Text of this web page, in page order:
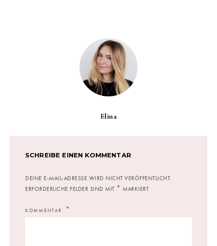
Elina
SCHREIBE EINEN KOMMENTAR
DEINE E-MAIL-ADRESSE WIRD NICHT VERÖFFENTLICHT.
ERFORDERLICHE FELDER SIND MIT * MARKIERT
KOMMENTAR